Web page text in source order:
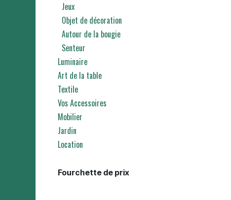
Jeux
Objet de décoration
Autour de la bougie
Senteur
Luminaire
Art de la table
Textile
Vos Accessoires
Mobilier
Jardin
Location
Fourchette de prix